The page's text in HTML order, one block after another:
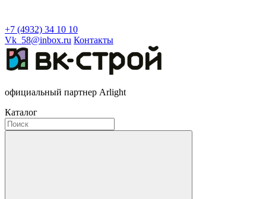
+7 (4932) 34 10 10
Vk_58@inbox.ru Контакты
официальный партнер Arlight
Каталог